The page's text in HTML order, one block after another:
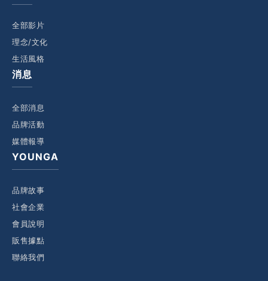
全部影片
理念/文化
生活風格
消息
全部消息
品牌活動
媒體報導
YOUNGA
品牌故事
社會企業
會員說明
販售據點
聯絡我們